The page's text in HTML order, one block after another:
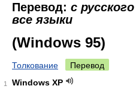
Перевод: с
все языки
(Windows 95)
Толкование Перевод
1
Windows XP